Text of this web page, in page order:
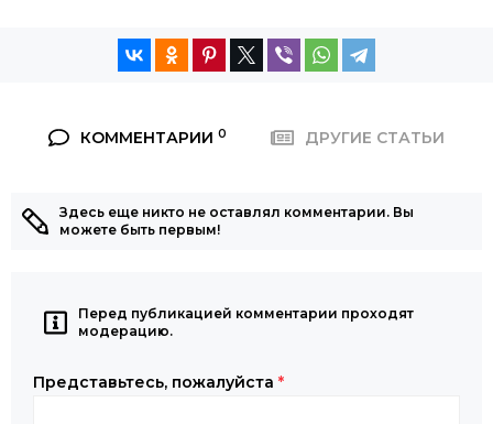
КОММЕНТАРИИ 0 ДРУГИЕ СТАТЬИ
Здесь еще никто не оставлял комментарии. Вы
можете быть первым!
Перед публикацией комментарии проходят
модерацию.
Представьтесь, пожалуйста *